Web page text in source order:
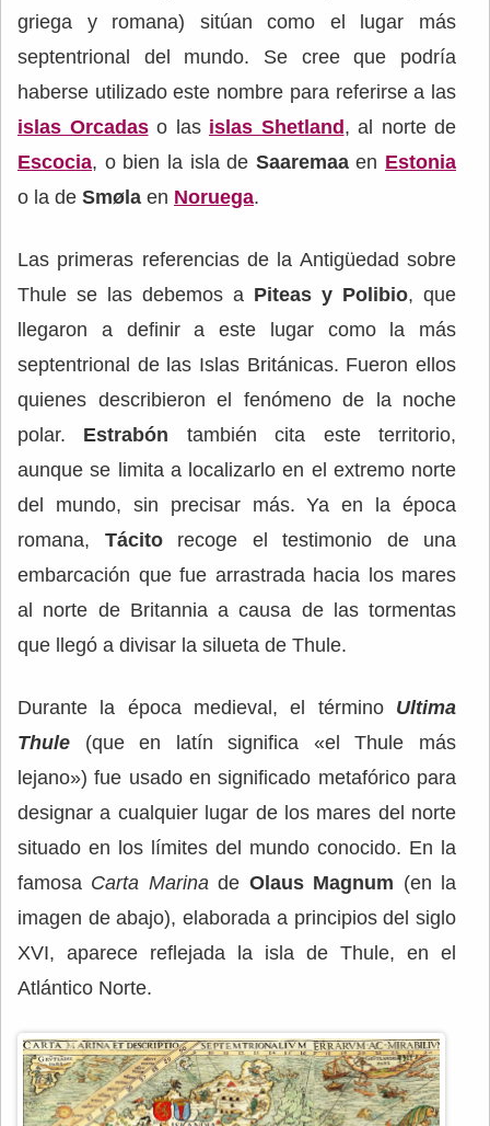
griega y romana) sitúan como el lugar más
septentrional del mundo. Se cree que podría
haberse utilizado este nombre para referirse a las
islas Orcadaso las islas Shetland , al norte de
Escocia, o bien la isla de Saaremaaen Estonia
o la de Smøla en Noruega.
Las primeras referencias de la Antigüedad sobre
Thule se las debemos a Piteas y Polibio, que
llegaron a definir a este lugar como la más
septentrional de las Islas Británicas. Fueron ellos
quienes describieron el fenómeno de la noche
polar. Estrabón también cita este territorio,
aunque se limita a localizarlo en el extremo norte
del mundo, sin precisar más. Ya en la época
romana, Tácitorecoge el testimonio de una
embarcación que fue arrastrada hacia los mares
al norte de Britannia a causa de las tormentas
que llegó a divisar la silueta de Thule.
Durante la época medieval, el término Ultima
Thule (que en latín significa «el Thule más
lejano») fue usado en significado metafórico para
designar a cualquier lugar de los mares del norte
situado en los límites del mundo conocido. En la
famosa Carta Marinade Olaus Magnum (en la
imagen de abajo), elaborada a principios del siglo
XVI, aparece reflejada la isla de Thule, en el
Atlántico Norte.